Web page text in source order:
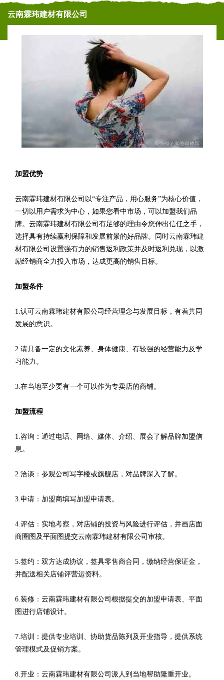
云南霖玮建材有限公司
加盟优势
云南霖玮建材有限公司以“专注产品，用心服务”为核心价值，
一切以用户需求为中心，如果您看中市场，可以加盟我们品
牌。云南霖玮建材有限公司有足够的理由令您伸出信任之手，
选择具有持续赢利保障和发展前景的好品牌。同时云南霖玮建
材有限公司设置强有力的销售返利政策并及时返利兑现，以激
励经销商全力投入市场，达成更高的销售目标。
加盟条件
1.认可云南霖玮建材有限公司经营理念与发展目标，有着共同
发展的意识。
2.请具备一定的文化素养、身体健康、有较强的经营能力及学
习能力。
3.在当地至少要有一个可以作为专卖店的商铺。
加盟流程
1.咨询：通过电话、网络、媒体、介绍、展会了解品牌加盟信
息。
2.洽谈：参观公司写字楼或旗舰店，对品牌深入了解。
3.申请：加盟商填写加盟申请表。
4.评估：实地考察，对店铺的投资与风险进行评估，并画店面
商圈图及平面图提交云南霖玮建材有限公司审核。
5.签约：双方达成协议，签具零售商合同，缴纳经营保证金，
并配送相关店铺评营运资料。
6.装修：云南霖玮建材有限公司根据提交的加盟申请表、平面
图进行店铺设计。
7.培训：提供专业培训、协助货品陈列及开业指导，提供系统
管理模式及促销方案。
8.开业：云南霖玮建材有限公司派人到当地帮助隆重开业。